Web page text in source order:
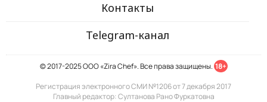
Контакты
Telegram-канал
© 2017-2025 ООО «Zira Chef». Все права защищены. 18+
Регистрация электронного СМИ №1206 от 7 декабря 2017
Главный редактор: Султанова Рано Фуркатовна